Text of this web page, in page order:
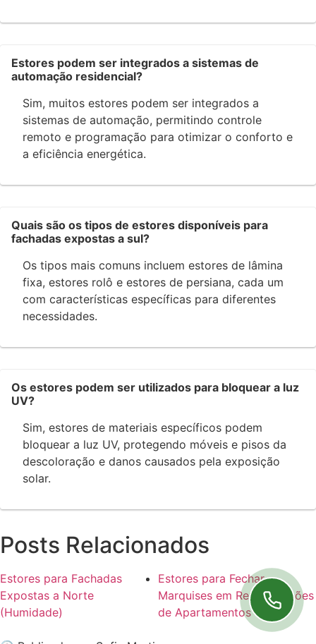
Estores podem ser integrados a sistemas de
automação residencial?
Sim, muitos estores podem ser integrados a
sistemas de automação, permitindo controle
remoto e programação para otimizar o conforto e
a eficiência energética.
Quais são os tipos de estores disponíveis para
fachadas expostas a sul?
Os tipos mais comuns incluem estores de lâmina
fixa, estores rolô e estores de persiana, cada um
com características específicas para diferentes
necessidades.
Os estores podem ser utilizados para bloquear a luz
UV?
Sim, estores de materiais específicos podem
bloquear a luz UV, protegendo móveis e pisos da
descoloração e danos causados pela exposição
solar.
Posts Relacionados
Estores para Fachadas
Expostas a Norte
(Humidade)
Estores para Fechar
Marquises em Remodelações
de Apartamentos